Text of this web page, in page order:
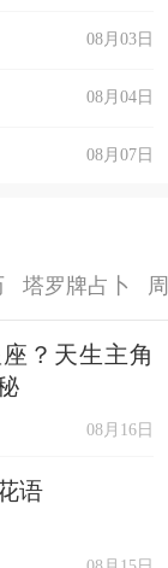
08月03日
08月04日
08月07日
塔罗牌占卜
？天生主角
08月16日
语